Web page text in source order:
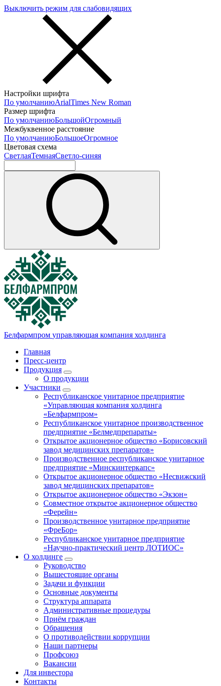
Выключить режим для слабовидящих
Настройки шрифта
По умолчаниюArialTimes New Roman
Размер шрифта
По умолчаниюБольшойОгромный
Межбуквенное расстояние
По умолчаниюБольшоеОгромное
Цветовая схема
СветлаяТемнаяСветло-синяя
Белфармпром управляющая компания холдинга
Главная
Пресс-центр
Продукция
О продукции
Участники
Республиканское унитарное предприятие
«Управляющая компания холдинга
«Белфармпром»
Республиканское унитарное производственное
предприятие «Белмедпрепараты»
Открытое акционерное общество «Борисовский
завод медицинских препаратов»
Производственное республиканское унитарное
предприятие «Минскинтеркапс»
Открытое акционерное общество «Несвижский
завод медицинских препаратов»
Открытое акционерное общество «Экзон»
Совместное открытое акционерное общество
«Ферейн»
Производственное унитарное предприятие
«ФреБор»
Республиканское унитарное предприятие
«Научно-практический центр ЛОТИОС»
О холдинге
Руководство
Вышестоящие органы
Задачи и функции
Основные документы
Структура аппарата
Административные процедуры
Приём граждан
Обращения
О противодействии коррупции
Наши партнеры
Профсоюз
Вакансии
Для инвестора
Контакты